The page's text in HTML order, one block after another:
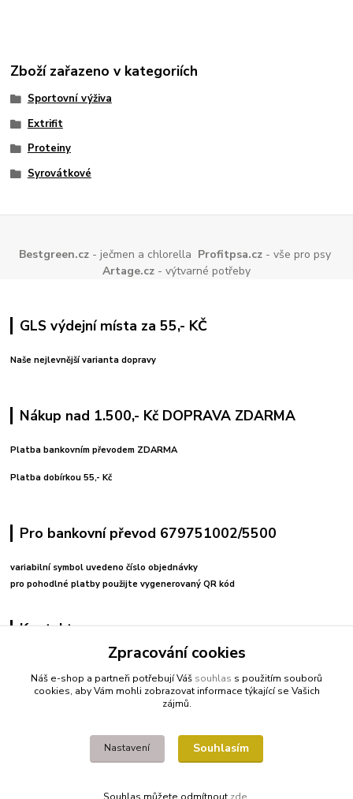
Zboží zařazeno v kategoriích
Sportovní výživa
Extrifit
Proteiny
Syrovátkové
Bestgreen.cz - ječmen a chlorella Profitpsa.cz - vše pro psy
Artage.cz - výtvarné potřeby
GLS výdejní místa za 55,- KČ
Naše nejlevnější varianta dopravy
Nákup nad 1.500,- Kč DOPRAVA ZDARMA
Platba bankovním převodem ZDARMA
Platba dobírkou 55,- Kč
Pro bankovní převod 679751002/5500
variabilní symbol uvedeno číslo objednávky
pro pohodlné platby použijte vygenerovaný QR kód
Kontakty
+420 608212713
fitnessio@post.cz
Zpracování cookies
Náš e-shop a partneři potřebují Váš souhlas s použitím souborů
cookies, aby Vám mohli zobrazovat informace týkající se Vašich
zájmů.
Nastavení Souhlasím